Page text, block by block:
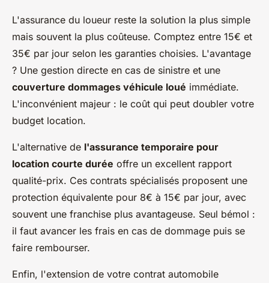
L'assurance du loueur reste la solution la plus simple
mais souvent la plus coûteuse. Comptez entre 15€ et
35€ par jour selon les garanties choisies. L'avantage
? Une gestion directe en cas de sinistre et une
couverture dommages véhicule loué immédiate.
L'inconvénient majeur : le coût qui peut doubler votre
budget location.
L'alternative de l'assurance temporaire pour
location courte durée offre un excellent rapport
qualité-prix. Ces contrats spécialisés proposent une
protection équivalente pour 8€ à 15€ par jour, avec
souvent une franchise plus avantageuse. Seul bémol :
il faut avancer les frais en cas de dommage puis se
faire rembourser.
Enfin, l'extension de votre contrat automobile